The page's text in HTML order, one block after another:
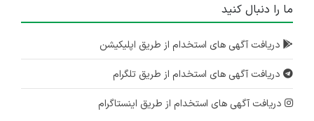
ما را دنبال کنید
دریافت آگهی های استخدام از طریق اپلیکیشن
دریافت آگهی های استخدام از طریق تلگرام
دریافت آگهی های استخدام از طریق اینستاگرام